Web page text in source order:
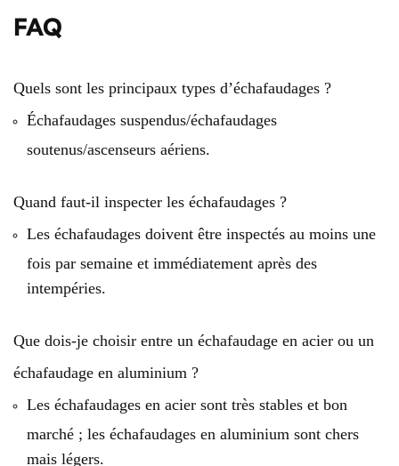
FAQ
Quels sont les principaux types d’échafaudages ?
Échafaudages suspendus/échafaudages
soutenus/ascenseurs aériens.
Quand faut-il inspecter les échafaudages ?
Les échafaudages doivent être inspectés au moins une
fois par semaine et immédiatement après des
intempéries.
Que dois-je choisir entre un échafaudage en acier ou un
échafaudage en aluminium ?
Les échafaudages en acier sont très stables et bon
marché ; les échafaudages en aluminium sont chers
mais légers.